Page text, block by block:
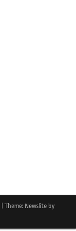
Theme: Newslite by